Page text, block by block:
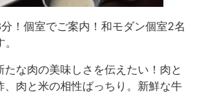
！個室でご案内！和モダン個室2名
たな肉の美味しさを伝えたい！肉と
、肉と米の相性ばっちり。新鮮な牛